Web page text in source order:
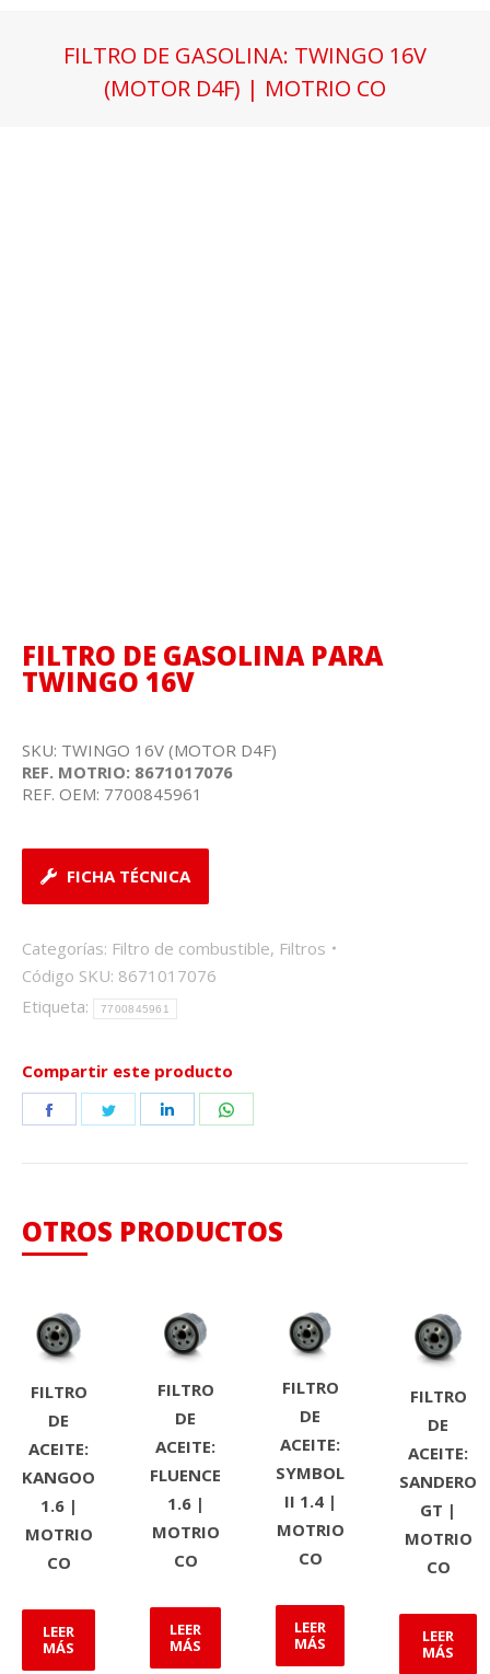
FILTRO DE GASOLINA: TWINGO 16V
(MOTOR D4F) | MOTRIO CO
FILTRO DE GASOLINA PARA
TWINGO 16V
SKU: TWINGO 16V (MOTOR D4F)
REF. MOTRIO: 8671017076
REF. OEM: 7700845961
FICHA TÉCNICA
Categorías: Filtro de combustible, Filtros
Código SKU: 8671017076
Etiqueta:
7700845961
Compartir este producto
Share
Share
Share
OTROS PRODUCTOS
FILTRO
DE
ACEITE:
KANGOO
1.6 |
MOTRIO
CO
LEER
MÁS
FILTRO
DE
ACEITE:
FLUENCE
1.6 |
MOTRIO
CO
LEER
MÁS
FILTRO
DE
ACEITE:
SYMBOL
II 1.4 |
MOTRIO
CO
LEER
MÁS
FILTRO
DE
ACEITE:
SANDERO
GT |
MOTRIO
CO
LEER
MÁS